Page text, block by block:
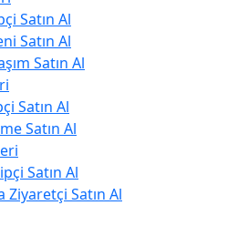
Satın Al
Satın Al
Satın Al
Satın Al
Satın Al
Satın Al
Ziyaretçi Satın Al